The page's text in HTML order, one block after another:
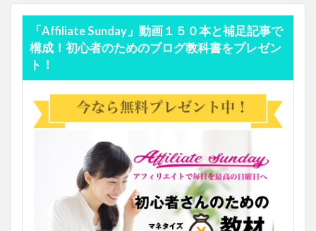
「Affiliate Sunday」動画１５０本と補足記事で
構成！初心者のためのブログ教科書をプレゼン
ト！